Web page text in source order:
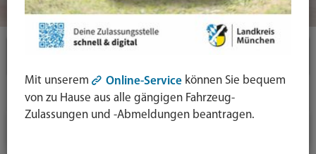
Familie & Soziales
Mit unserem Online-Service können Sie bequem
von zu Hause aus alle gängigen Fahrzeug-
Zulassungen und -Abmeldungen beantragen.